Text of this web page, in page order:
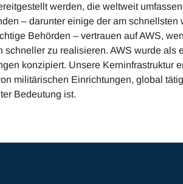
werden, die weltweit
– darunter einige der am
Behörden – vertrauen auf AWS,
schneller zu realisieren. AWS wurde als
konzipiert. Unsere Kerninfrastruktur
militärischen Einrichtungen, global
Bedeutung ist.